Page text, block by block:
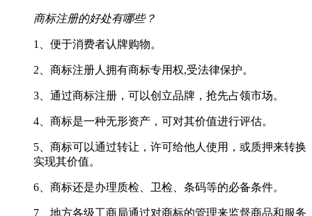
商标注册的好处有哪些？
1、便于消费者认牌购物。
2、商标注册人拥有商标专用权,受法律保护。
3、通过商标注册，可以创立品牌，抢先占领市场。
4、商标是一种无形资产，可对其价值进行评估。
5、商标可以通过转让，许可给他人使用，或质押来转换
实现其价值。
6、商标还是办理质检、卫检、条码等的必备条件。
7、地方各级工商局通过对商标的管理来监督商品和服务